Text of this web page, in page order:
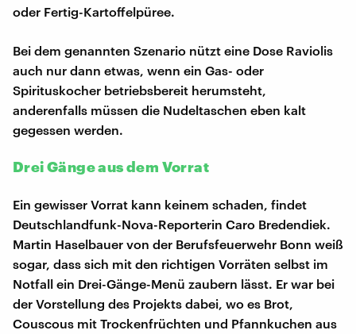
oder Fertig-Kartoffelpüree.
Bei dem genannten Szenario nützt eine Dose Raviolis
auch nur dann etwas, wenn ein Gas- oder
Spirituskocher betriebsbereit herumsteht,
anderenfalls müssen die Nudeltaschen eben kalt
gegessen werden.
Drei Gänge aus dem Vorrat
Ein gewisser Vorrat kann keinem schaden, findet
Deutschlandfunk-Nova-Reporterin Caro Bredendiek.
Martin Haselbauer von der Berufsfeuerwehr Bonn weiß
sogar, dass sich mit den richtigen Vorräten selbst im
Notfall ein Drei-Gänge-Menü zaubern lässt. Er war bei
der Vorstellung des Projekts dabei, wo es Brot,
Couscous mit Trockenfrüchten und Pfannkuchen aus